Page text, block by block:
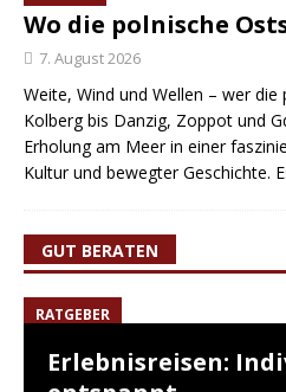
Wo die polnische
7. August 2026
Weite, Wind und Wellen – wer die
Kolberg bis Danzig, Zoppot und
Erholung am Meer in einer
Kultur und bewegter Geschichte.
GUT BERATEN
RATGEBER
Erlebnisreisen: